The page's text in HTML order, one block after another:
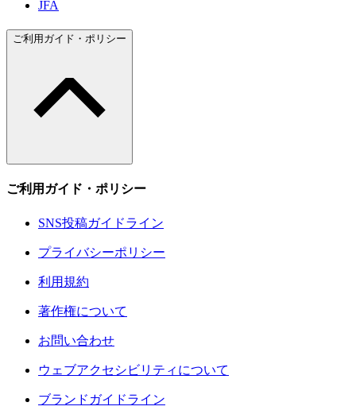
JFA
ご利用ガイド・ポリシー
ご利用ガイド・ポリシー
SNS投稿ガイドライン
プライバシーポリシー
利用規約
著作権について
お問い合わせ
ウェブアクセシビリティについて
ブランドガイドライン